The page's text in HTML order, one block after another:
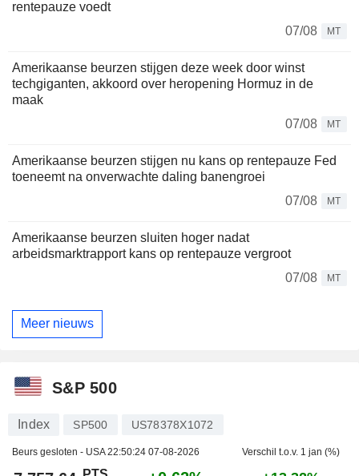
rentepauze voedt
07/08
MT
Amerikaanse beurzen stijgen deze week door winst
techgiganten, akkoord over heropening Hormuz in de
maak
07/08
MT
Amerikaanse beurzen stijgen nu kans op rentepauze Fed
toeneemt na onverwachte daling banengroei
07/08
MT
Amerikaanse beurzen sluiten hoger nadat
arbeidsmarktrapport kans op rentepauze vergroot
07/08
MT
Meer nieuws
S&P 500
Index SP500 US78378X1072
Beurs gesloten - USA22:50:24 07-08-2026 Verschil t.o.v. 1 jan (%)